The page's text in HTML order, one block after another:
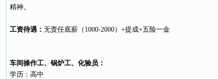
精神。
工资待遇： 无责任底薪（1000-2000）+提成+五险一金
车间操作工、锅炉工、化验员：
学历：高中